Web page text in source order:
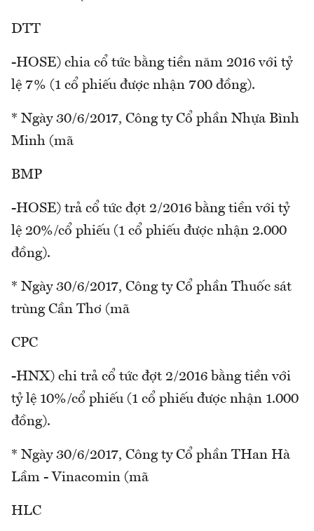
DTT
-HOSE) chia cổ tức bằng tiền năm 2016 với tỷ
lệ 7% (1 cổ phiếu được nhận 700 đồng).
* Ngày 30/6/2017, Công ty Cổ phần Nhựa Bình
Minh (mã
BMP
-HOSE) trả cổ tức đợt 2/2016 bằng tiền với tỷ
lệ 20%/cổ phiếu (1 cổ phiếu được nhận 2.000
đồng).
* Ngày 30/6/2017, Công ty Cổ phần Thuốc sát
trùng Cần Thơ (mã
CPC
-HNX) chi trả cổ tức đợt 2/2016 bằng tiền với
tỷ lệ 10%/cổ phiếu (1 cổ phiếu được nhận 1.000
đồng).
* Ngày 30/6/2017, Công ty Cổ phần THan Hà
Lầm - Vinacomin (mã
HLC